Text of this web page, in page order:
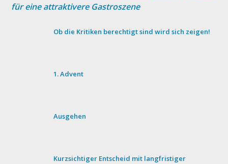
für eine attraktivere Gastroszene
Ob die Kritiken berechtigt sind wird sich zeigen!
1. Advent
Ausgehen
Kurzsichtiger Entscheid mit langfristiger